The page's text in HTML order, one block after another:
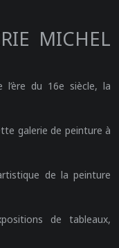
MICHEL
du 16e siècle, la
galerie de peinture à
de la peinture
de tableaux,